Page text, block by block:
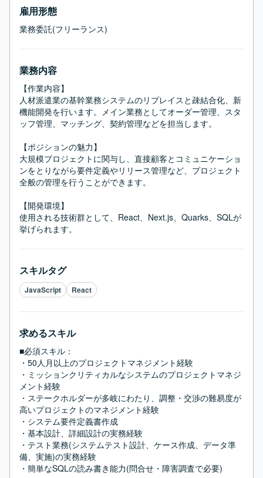
雇用形態
業務委託(フリーランス)
業務内容
【作業内容】
人材派遣業の基幹業務システムのリプレイスと疎結合化、新
機能開発を行います。メイン業務としてオーダー管理、スタ
ッフ管理、マッチング、契約管理などを担当します。
【ポジションの魅力】
大規模プロジェクトに関与し、直接顧客とコミュニケーショ
ンをとりながら要件定義やリリース管理など、プロジェクト
全般の管理を行うことができます。
【開発環境】
使用される技術群として、React、Next.js、Quarks、SQLが
挙げられます。
スキルタグ
JavaScript React
求めるスキル
■必須スキル：
・50人月以上のプロジェクトマネジメント経験
・ミッションクリティカルなシステムのプロジェクトマネジ
メント経験
・ステークホルダーが多岐にわたり、調整・交渉の難易度が
高いプロジェクトのマネジメント経験
・システム要件定義書作成
・基本設計、詳細設計の実務経験
・テスト業務(システムテスト設計、ケース作成、データ準
備、実施)の実務経験
・簡単なSQLの読み書き能力(問合せ・障害調査で必要)